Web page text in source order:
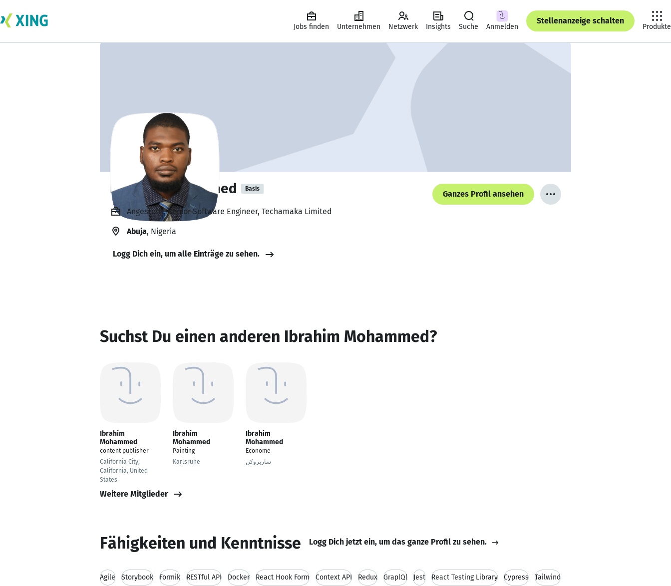
Jobs finden Unternehmen Netzwerk Insights Suche Anmelden
Stellenanzeige schalten
Produkte
Ibrahim Mohammed Basis
Ganzes Profil ansehen
Angestellt, Senior Software Engineer, Techamaka Limited
Abuja, Nigeria
Logg Dich ein, um alle Einträge zu sehen.
Suchst Du einen anderen Ibrahim Mohammed?
Ibrahim
Mohammed
content publisher
California City,
California, United
States
Ibrahim
Mohammed
Painting
Karlsruhe
Ibrahim
Mohammed
Econome
ساربروكن
Weitere Mitglieder
Fähigkeiten und Kenntnisse Logg Dich jetzt ein, um das ganze Profil zu sehen.
Agile Storybook Formik RESTful API Docker React Hook Form Context API Redux GraplQl Jest React Testing Library Cypress Tailwind